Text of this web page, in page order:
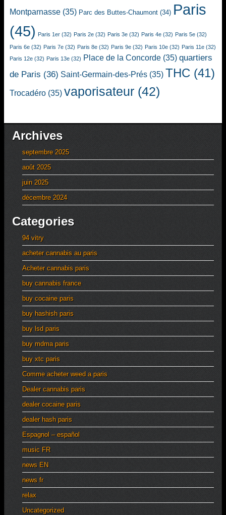
Montparnasse (35) Parc des Buttes-Chaumont (34) Paris
(45) Paris 1er (32) Paris 2e (32) Paris 3e (32) Paris 4e (32) Paris 5e (32)
Paris 6e (32) Paris 7e (32) Paris 8e (32) Paris 9e (32) Paris 10e (32) Paris 11e (32)
Paris 12e (32) Paris 13e (32) Place de la Concorde (35) quartiers
de Paris (36) Saint-Germain-des-Prés (35) THC (41)
Trocadéro (35) vaporisateur (42)
Archives
septembre 2025
août 2025
juin 2025
décembre 2024
Categories
94 vitry
acheter cannabis au paris
Acheter cannabis paris
buy cannabis france
buy cocaine paris
buy hashish paris
buy lsd paris
buy mdma paris
buy xtc paris
Comme acheter weed a paris
Dealer cannabis paris
dealer cocaine paris
dealer hash paris
Espagnol – español
music FR
news EN
news fr
relax
Uncategorized